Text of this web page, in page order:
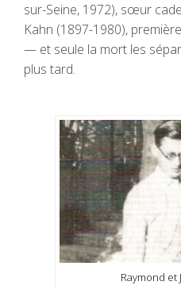
sur-Seine, 1972), sœur
Kahn (1897-1980),
— et seule la mort les
plus tard.
Raymond et